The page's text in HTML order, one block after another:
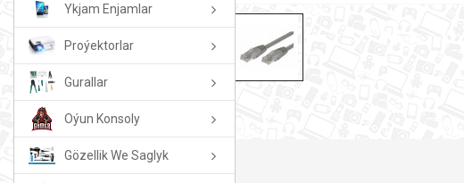
Ykjam Enjamlar
Proýektorlar
Gurallar
Oýun Konsoly
Gözellik We Saglyk